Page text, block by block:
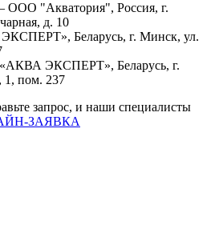
ООО "Акватория", Россия, г.
д. 10
Беларусь, г. Минск, ул.
ЭКСПЕРТ», Беларусь, г.
пом. 237
запрос, и наши специалисты
ЗАЯВКА